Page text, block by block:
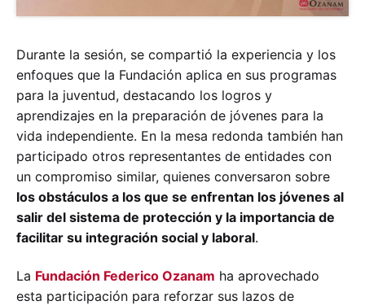
Durante la sesión, se compartió la experiencia y los
enfoques que la Fundación aplica en sus programas
para la juventud, destacando los logros y
aprendizajes en la preparación de jóvenes para la
vida independiente. En la mesa redonda también han
participado otros representantes de entidades con
un compromiso similar, quienes conversaron sobre
los obstáculos a los que se enfrentan los jóvenes al
salir del sistema de protección y la importancia de
facilitar su integración social y laboral.
La Fundación Federico Ozanam ha aprovechado
esta participación para reforzar sus lazos de